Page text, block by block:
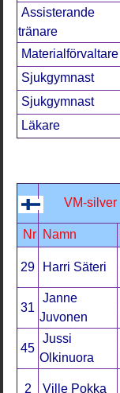
Assisterande
tränare
Materialförvaltare
Sjukgymnast
Sjukgymnast
Läkare
VM-silver
Nr Namn
29 Harri Säteri
31
Janne
Juvonen
45
Jussi
Olkinuora
2 Ville Pokka